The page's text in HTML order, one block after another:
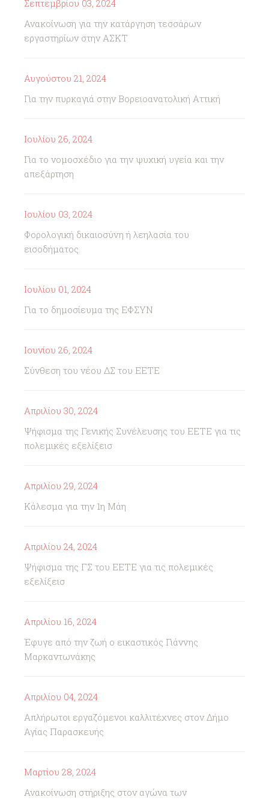
Σεπτεμβρίου 03, 2024
Ανακοίνωση για την κατάργηση τεσσάρων
εργαστηρίων στην ΑΣΚΤ
Αυγούστου 21, 2024
Για την πυρκαγιά στην Βορειοανατολική Αττική
Ιουλίου 26, 2024
Για το νομοσχέδιο για την ψυχική υγεία και την
απεξάρτηση
Ιουλίου 03, 2024
Φορολογική δικαιοσύνη ή λεηλασία του
εισοδήματος
Ιουλίου 01, 2024
Για το δημοσίευμα της ΕΦΣΥΝ
Ιουνίου 26, 2024
Σύνθεση του νέου ΔΣ του ΕΕΤΕ
Απριλίου 30, 2024
Ψήφισμα της Γενικής Συνέλευσης του ΕΕΤΕ για τις
πολεμικές εξελίξεισ
Απριλίου 29, 2024
Κάλεσμα για την 1η Μάη
Απριλίου 24, 2024
Ψήφισμα της ΓΣ του ΕΕΤΕ για τις πολεμικές
εξελίξεισ
Απριλίου 16, 2024
Έφυγε από την ζωή ο εικαστικός Γιάννης
Μαρκαντωνάκης
Απριλίου 04, 2024
Απλήρωτοι εργαζόμενοι καλλιτέχνες στον Δήμο
Αγίας Παρασκευής
Μαρτίου 28, 2024
Ανακοίνωση στήριξης στον αγώνα των